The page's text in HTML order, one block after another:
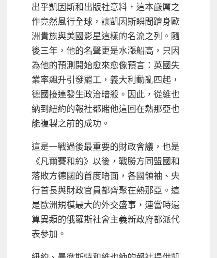
出乎凱因斯和出版社意料，這本嚴厲之
作竟然風行全球，讓凱因斯瞬間躋身歐
洲貴族與美國影星這樣的名流之列。隨
後三年，他的名聲更是水漲船高，只因
為他的預測開始愈來愈像預言：英國失
業率飆升引發罷工，義大利動亂四起，
德國接連發生政治暗殺。因此，從維也
納到紐約的報社都賭他這回在熱那亞也
能複製之前的成功。
這是一戰過後最重要的財政會議，也是
《凡爾賽和約》以後，戰勝方同盟國和
落敗方德國的首度晤面，各國領袖、央
行首長與財政官員都齊聚在熱那亞。這
是歐洲規模最大的外交盛事，連當時還
算異類的俄羅斯社會主義新政府都派代
表參加。